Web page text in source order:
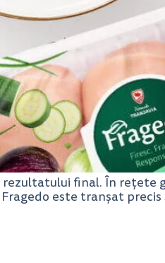
final. În rețete
este tranșat